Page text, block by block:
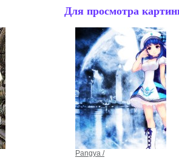
Для просмотра
Pangya /